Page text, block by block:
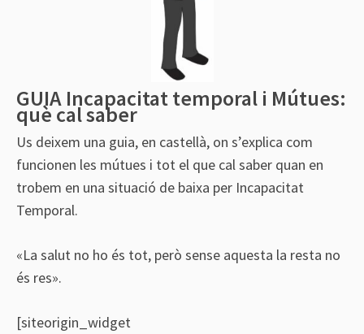
GUIA Incapacitat temporal i Mútues:
què cal saber
Us deixem una guia, en castellà, on s’explica com
funcionen les mútues i tot el que cal saber quan en
trobem en una situació de baixa per Incapacitat
Temporal.
«La salut no ho és tot, però sense aquesta la resta no
és res».
[siteorigin_widget